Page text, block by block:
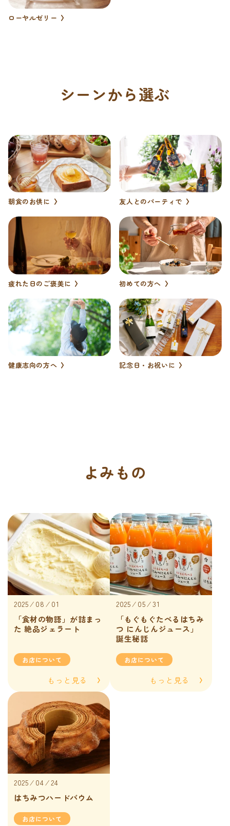
ローヤルゼリー
シーンから選ぶ
朝食のお供に 友人とのパーティで
疲れた日のご褒美に 初めての方へ
健康志向の方へ 記念日・お祝いに
よみもの
2025 ⁄ 08 ⁄ 01
「食材の物語」が詰まっ
た 絶品ジェラート
お店について
もっと見る
2025 ⁄ 05 ⁄ 31
「もぐもぐたべるはちみ
つ にんじんジュース」
誕生秘話
お店について
もっと見る
2025 ⁄ 04 ⁄ 24
はちみつハードバウム
お店について